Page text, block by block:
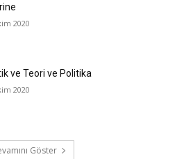
2020
ve Teori ve Politika
2020
Göster